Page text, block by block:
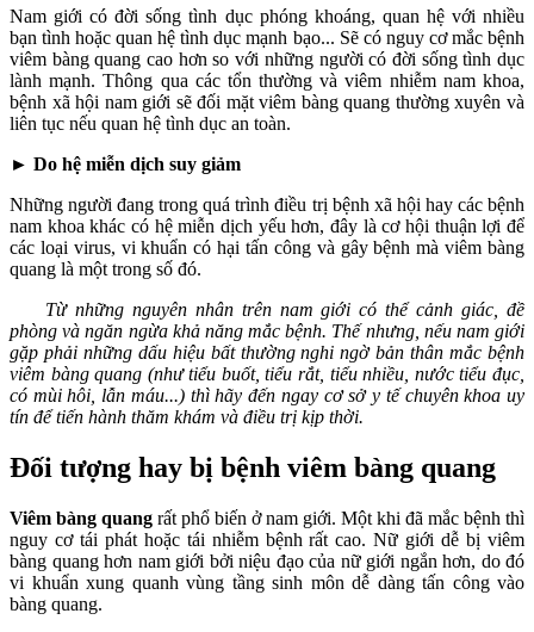
Nam giới có đời sống tình dục phóng khoáng, quan hệ với nhiều
bạn tình hoặc quan hệ tình dục mạnh bạo... Sẽ có nguy cơ mắc bệnh
viêm bàng quang cao hơn so với những người có đời sống tình dục
lành mạnh. Thông qua các tổn thường và viêm nhiễm nam khoa,
bệnh xã hội nam giới sẽ đối mặt viêm bàng quang thường xuyên và
liên tục nếu quan hệ tình dục an toàn.
► Do hệ miễn dịch suy giảm
Những người đang trong quá trình điều trị bệnh xã hội hay các bệnh
nam khoa khác có hệ miễn dịch yếu hơn, đây là cơ hội thuận lợi để
các loại virus, vi khuẩn có hại tấn công và gây bệnh mà viêm bàng
quang là một trong số đó.
Từ những nguyên nhân trên nam giới có thể cảnh giác, đề
phòng và ngăn ngừa khả năng mắc bệnh. Thế nhưng, nếu nam giới
gặp phải những dấu hiệu bất thường nghi ngờ bản thân mắc bệnh
viêm bàng quang (như tiểu buốt, tiểu rắt, tiểu nhiều, nước tiểu đục,
có mùi hôi, lẫn máu...) thì hãy đến ngay cơ sở y tế chuyên khoa uy
tín để tiến hành thăm khám và điều trị kịp thời.
Đối tượng hay bị bệnh viêm bàng quang
Viêm bàng quang rất phổ biến ở nam giới. Một khi đã mắc bệnh thì
nguy cơ tái phát hoặc tái nhiễm bệnh rất cao. Nữ giới dễ bị viêm
bàng quang hơn nam giới bởi niệu đạo của nữ giới ngắn hơn, do đó
vi khuẩn xung quanh vùng tầng sinh môn dễ dàng tấn công vào
bàng quang.